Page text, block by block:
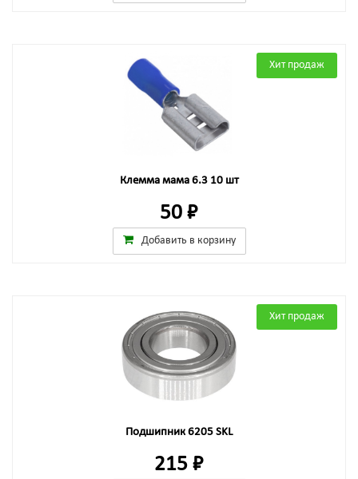
Хит продаж
Клемма мама 6.3 10 шт
50 ₽
Добавить в корзину
Хит продаж
Подшипник 6205 SKL
215 ₽